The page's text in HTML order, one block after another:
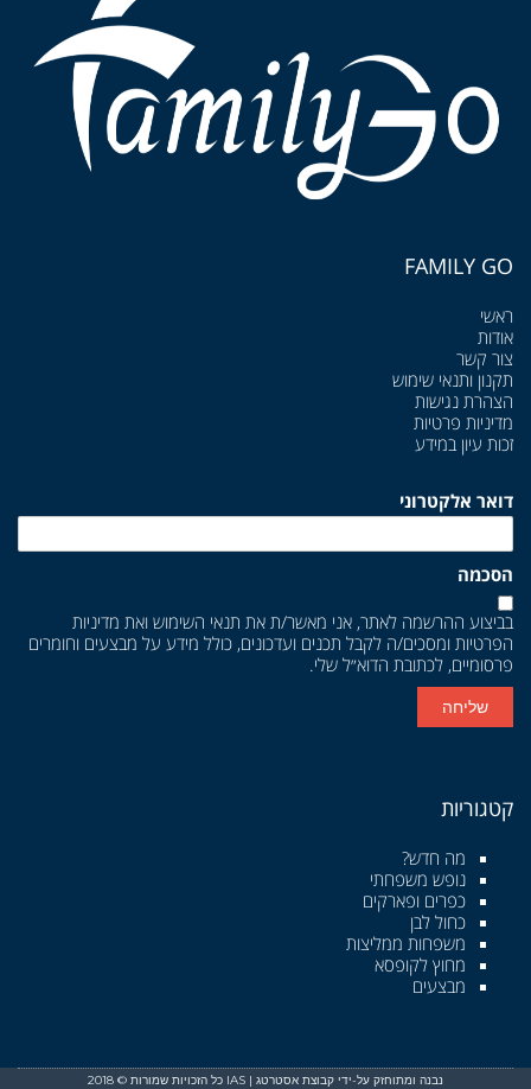
FAMILY GO
ראשי
אודות
צור קשר
תקנון ותנאי שימוש
הצהרת נגישות
מדיניות פרטיות
זכות עיון במידע
דואר אלקטרוני
הסכמה
בביצוע ההרשמה לאתר, אני מאשר/ת את תנאי השימוש ואת מדיניות
הפרטיות ומסכים/ה לקבל תכנים ועדכונים, כולל מידע על מבצעים וחומרים
פרסומיים, לכתובת הדוא״ל שלי.
שליחה
קטגוריות
מה חדש?
נופש משפחתי
כפרים ופארקים
כחול לבן
משפחות ממליצות
מחוץ לקופסא
מבצעים
נבנה ומתוחזק על-ידי קבוצת אסטרטג | IAS כל הזכויות שמורות © 2018